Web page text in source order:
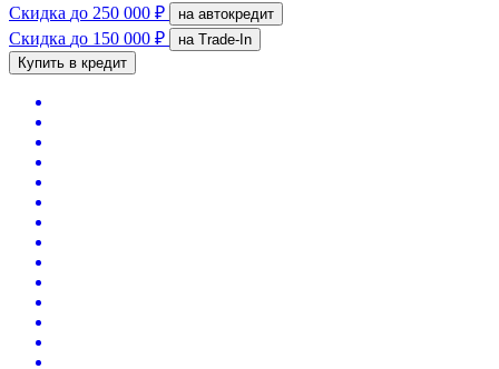
Скидка до 250 000 ₽ на автокредит
Скидка до 150 000 ₽
на Trade-In
Купить в кредит